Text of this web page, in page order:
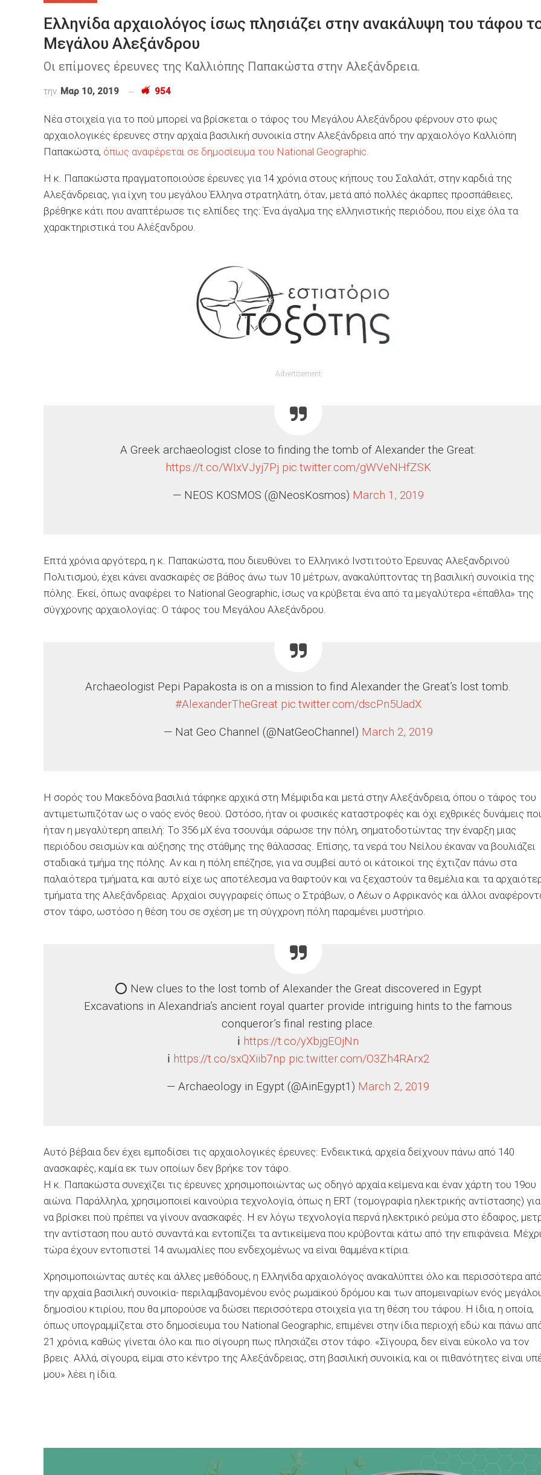
Ελληνίδα αρχαιολόγος ίσως πλησιάζει στην ανακάλυψη του τάφου
Μεγάλου Αλεξάνδρου
Οι επίμονες έρευνες της Καλλιόπης Παπακώστα στην Αλεξάνδρεια.
την Μαρ 10, 2019 954
Νέα στοιχεία για το πού μπορεί να βρίσκεται ο τάφος του Μεγάλου Αλεξάνδρου φέρνουν στο φως
αρχαιολογικές έρευνες στην αρχαία βασιλική συνοικία στην Αλεξάνδρεια από την αρχαιολόγο Καλλιόπη
Παπακώστα, όπως αναφέρεται σε δημοσίευμα του National Geographic.
Η κ. Παπακώστα πραγματοποιούσε έρευνες για 14 χρόνια στους κήπους του Σαλαλάτ, στην καρδιά της
Αλεξάνδρειας, για ίχνη του μεγάλου Έλληνα στρατηλάτη, όταν, μετά από πολλές άκαρπες προσπάθειες,
βρέθηκε κάτι που αναπτέρωσε τις ελπίδες της: Ένα άγαλμα της ελληνιστικής περιόδου, που είχε όλα τα
χαρακτηριστικά του Αλέξανδρου.
Advertisement
A Greek archaeologist close to finding the tomb of Alexander the Great:
https://t.co/WIxVJyj7Pj pic.twitter.com/gWVeNHfZSK
— NEOS KOSMOS (@NeosKosmos) March 1, 2019
Επτά χρόνια αργότερα, η κ. Παπακώστα, που διευθύνει το Ελληνικό Ινστιτούτο Έρευνας Αλεξανδρινού
Πολιτισμού, έχει κάνει ανασκαφές σε βάθος άνω των 10 μέτρων, ανακαλύπτοντας τη βασιλική συνοικία της
πόλης. Εκεί, όπως αναφέρει το National Geographic, ίσως να κρύβεται ένα από τα μεγαλύτερα «έπαθλα» της
σύγχρονης αρχαιολογίας: Ο τάφος του Μεγάλου Αλεξάνδρου.
Archaeologist Pepi Papakosta is on a mission to find Alexander the Great’s lost tomb.
#AlexanderTheGreat pic.twitter.com/dscPn5UadX
— Nat Geo Channel (@NatGeoChannel) March 2, 2019
Η σορός του Μακεδόνα βασιλιά τάφηκε αρχικά στη Μέμφιδα και μετά στην Αλεξάνδρεια, όπου ο τάφος του
αντιμετωπιζόταν ως ο ναός ενός θεού. Ωστόσο, ήταν οι φυσικές καταστροφές και όχι εχθρικές δυνάμεις
ήταν η μεγαλύτερη απειλή: Το 356 μΧ ένα τσουνάμι σάρωσε την πόλη, σηματοδοτώντας την έναρξη μιας
περιόδου σεισμών και αύξησης της στάθμης της θάλασσας. Επίσης, τα νερά του Νείλου έκαναν να βουλιάζει
σταδιακά τμήμα της πόλης. Αν και η πόλη επέζησε, για να συμβεί αυτό οι κάτοικοί της έχτιζαν πάνω στα
παλαιότερα τμήματα, και αυτό είχε ως αποτέλεσμα να θαφτούν και να ξεχαστούν τα θεμέλια και τα
τμήματα της Αλεξάνδρειας. Αρχαίοι συγγραφείς όπως ο Στράβων, ο Λέων ο Αφρικανός και άλλοι
στον τάφο, ωστόσο η θέση του σε σχέση με τη σύγχρονη πόλη παραμένει μυστήριο.
⭕️ New clues to the lost tomb of Alexander the Great discovered in Egypt
Excavations in Alexandria’s ancient royal quarter provide intriguing hints to the famous
conqueror’s final resting place.
ℹ️ https://t.co/yXbjgEOjNn
ℹ️ https://t.co/sxQXiib7np pic.twitter.com/O3Zh4RArx2
— Archaeology in Egypt (@AinEgypt1) March 2, 2019
Αυτό βέβαια δεν έχει εμποδίσει τις αρχαιολογικές έρευνες: Ενδεικτικά, αρχεία δείχνουν πάνω από 140
ανασκαφές, καμία εκ των οποίων δεν βρήκε τον τάφο.
Η κ. Παπακώστα συνεχίζει τις έρευνες χρησιμοποιώντας ως οδηγό αρχαία κείμενα και έναν χάρτη του 19ου
αιώνα. Παράλληλα, χρησιμοποιεί καινούρια τεχνολογία, όπως η ERT (τομογραφία ηλεκτρικής αντίστασης) για
να βρίσκει πού πρέπει να γίνουν ανασκαφές. Η εν λόγω τεχνολογία περνά ηλεκτρικό ρεύμα στο έδαφος,
την αντίσταση που αυτό συναντά και εντοπίζει τα αντικείμενα που κρύβονται κάτω από την επιφάνεια.
τώρα έχουν εντοπιστεί 14 ανωμαλίες που ενδεχομένως να είναι θαμμένα κτίρια.
Χρησιμοποιώντας αυτές και άλλες μεθόδους, η Ελληνίδα αρχαιολόγος ανακαλύπτει όλο και περισσότερα
την αρχαία βασιλική συνοικία- περιλαμβανομένου ενός ρωμαϊκού δρόμου και των απομειναρίων ενός
δημοσίου κτιρίου, που θα μπορούσε να δώσει περισσότερα στοιχεία για τη θέση του τάφου. Η ίδια, η οποία,
όπως υπογραμμίζεται στο δημοσίευμα του National Geographic, επιμένει στην ίδια περιοχή εδώ και πάνω
21 χρόνια, καθώς γίνεται όλο και πιο σίγουρη πως πλησιάζει στον τάφο. «Σίγουρα, δεν είναι εύκολο να τον
βρεις. Αλλά, σίγουρα, είμαι στο κέντρο της Αλεξάνδρειας, στη βασιλική συνοικία, και οι πιθανότητες είναι
μου» λέει η ίδια.